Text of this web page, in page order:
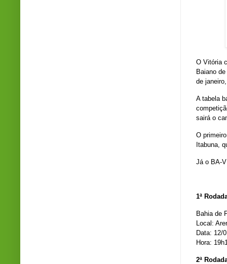
O Vitória
Baiano
de
A tabela
sairá o
O
Itabuna,
Já o BA-
1ª
Bahia de
Local:
Data: 12/
Hora:
2ª